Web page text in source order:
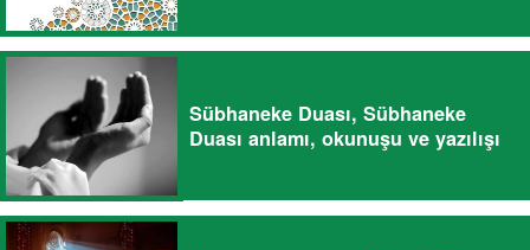
Sübhaneke Duası, Sübhaneke
Duası anlamı, okunuşu ve yazılışı